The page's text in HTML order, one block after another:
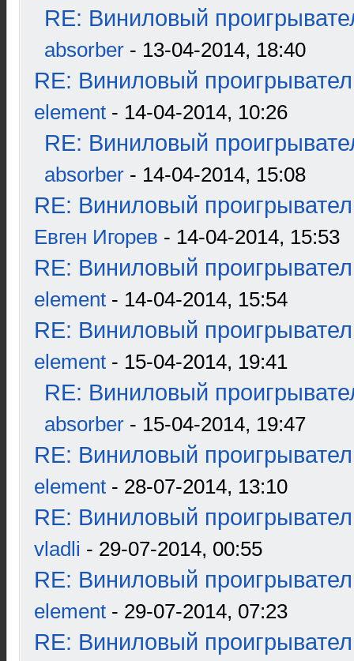
RE: Виниловый
absorber - 13-04-2014, 18:40
RE: Виниловый
element - 14-04-2014, 10:26
RE: Виниловый
absorber - 14-04-2014, 15:08
RE: Виниловый
Евген Игорев - 14-04-2014, 15:53
RE: Виниловый
element - 14-04-2014, 15:54
RE: Виниловый
element - 15-04-2014, 19:41
RE: Виниловый
absorber - 15-04-2014, 19:47
RE: Виниловый
element - 28-07-2014, 13:10
RE: Виниловый
vladli - 29-07-2014, 00:55
RE: Виниловый
element - 29-07-2014, 07:23
RE: Виниловый